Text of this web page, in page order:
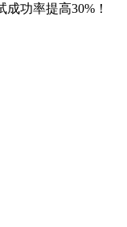
功率提高30%！